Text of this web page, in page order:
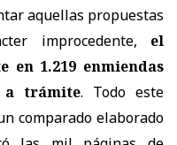
aquellas propuestas
improcedente, el
en 1.219 enmiendas
a trámite. Todo este
comparado elaborado